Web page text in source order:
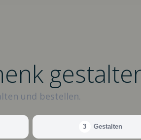
und bestellen.
3 Gestalten